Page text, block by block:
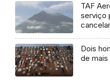
TAF
serviço
Dois
de mais